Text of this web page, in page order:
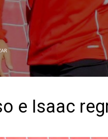
e Isaac